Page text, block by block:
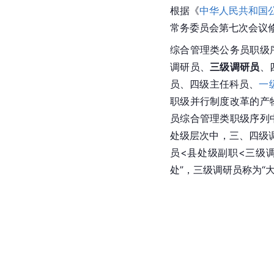
根据《中华人民共和国
常务委员会第七次会议
综合管理类公务员职级
调研员、 三级调研员
员、四级主任科员、一
职级并行制度改革的产
员综合管理类职级序
处级层次中，三、四级
员<县处级副职<三级
处”，三级调研员称为“